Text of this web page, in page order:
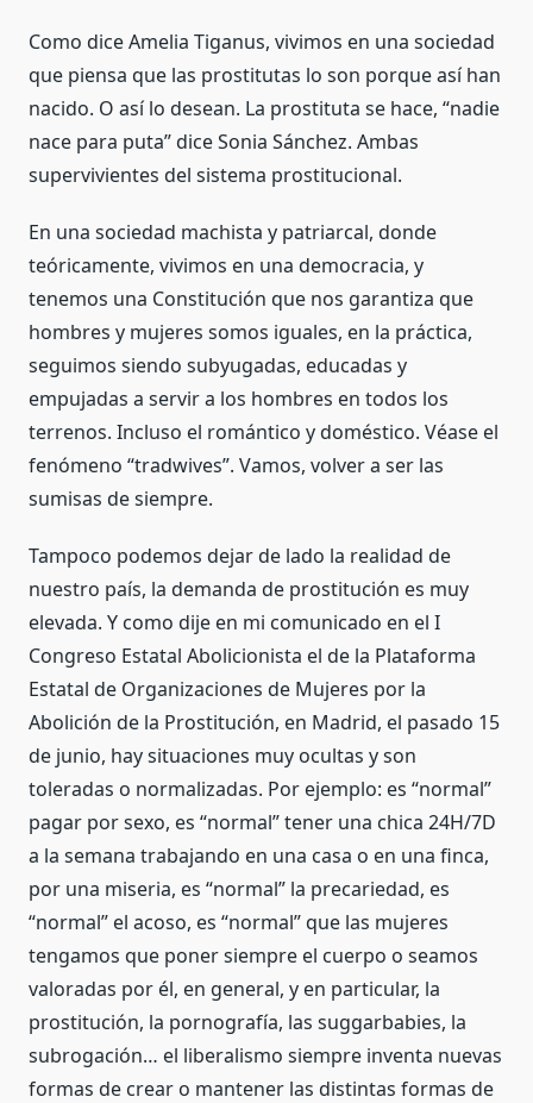
Como dice Amelia Tiganus, vivimos en una sociedad
que piensa que las prostitutas lo son porque así han
nacido. O así lo desean. La prostituta se hace, “nadie
nace para puta” dice Sonia Sánchez. Ambas
supervivientes del sistema prostitucional.
En una sociedad machista y patriarcal, donde
teóricamente, vivimos en una democracia, y
tenemos una Constitución que nos garantiza que
hombres y mujeres somos iguales, en la práctica,
seguimos siendo subyugadas, educadas y
empujadas a servir a los hombres en todos los
terrenos. Incluso el romántico y doméstico. Véase el
fenómeno “tradwives”. Vamos, volver a ser las
sumisas de siempre.
Tampoco podemos dejar de lado la realidad de
nuestro país, la demanda de prostitución es muy
elevada. Y como dije en mi comunicado en el I
Congreso Estatal Abolicionista el de la Plataforma
Estatal de Organizaciones de Mujeres por la
Abolición de la Prostitución, en Madrid, el pasado 15
de junio, hay situaciones muy ocultas y son
toleradas o normalizadas. Por ejemplo: es “normal”
pagar por sexo, es “normal” tener una chica 24H/7D
a la semana trabajando en una casa o en una finca,
por una miseria, es “normal” la precariedad, es
“normal” el acoso, es “normal” que las mujeres
tengamos que poner siempre el cuerpo o seamos
valoradas por él, en general, y en particular, la
prostitución, la pornografía, las suggarbabies, la
subrogación… el liberalismo siempre inventa nuevas
formas de crear o mantener las distintas formas de